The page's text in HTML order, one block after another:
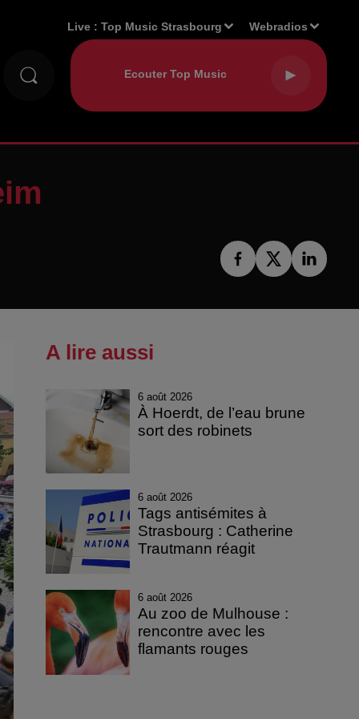
Live :Top Music Strasbourg Webradios
A lire aussi
6 août 2026
À Hoerdt, de l’eau brune
sort des robinets
6 août 2026
Tags antisémites à
Strasbourg : Catherine
Trautmann réagit
6 août 2026
Au zoo de Mulhouse :
rencontre avec les
flamants rouges